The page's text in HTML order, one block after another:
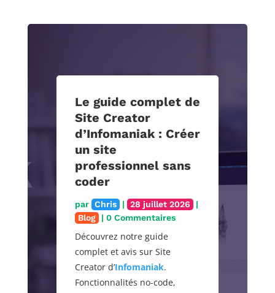
Le guide complet de
Site Creator
d’Infomaniak : Créer
un site
professionnel sans
coder
par Chris | 28 juillet 2026 |
Blog | 0 Commentaires
Découvrez notre guide
complet et avis sur Site
Creator d’Infomaniak.
Fonctionnalités no-code,